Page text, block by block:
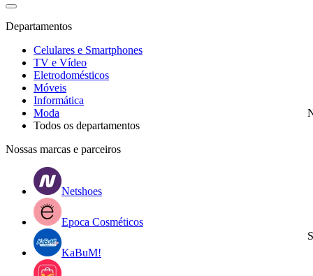
Departamentos
Celulares e Smartphones
TV e Vídeo
Eletrodomésticos
Móveis
Informática
Moda
Todos os departamentos
Nossas marcas e parceiros
Netshoes
Epoca Cosméticos
KaBuM!